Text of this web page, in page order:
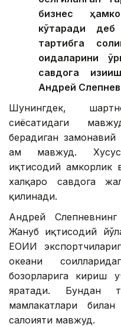
бизнес
кўтаради
тартибга
қоидаларини
савдога
Андрей
Шунингдек,
сиёсатидаги
берадиган
ҳам мавжуд.
иқтисодий
халқаро савдога
қилинади.
Андрей
Жануб иқтисодий
ЕОИИ
океани
бозорларига кириш
яратади. Бундан
мамлакатлари
салоҳияти мавжуд.